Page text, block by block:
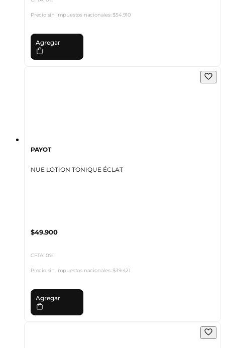
Precio sin impuestos nacionales:$54.910
Agregar
PAYOT
NUE LOTION TONIQUE ÉCLAT
$49.900
CFTA: 0%
Precio sin impuestos nacionales:$39.421
Agregar